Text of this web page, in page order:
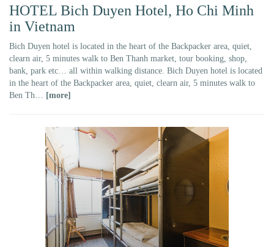
HOTEL Bich Duyen Hotel, Ho Chi Minh
in Vietnam
Bich Duyen hotel is located in the heart of the Backpacker area, quiet,
clearn air, 5 minutes walk to Ben Thanh market, tour booking, shop,
bank, park etc… all within walking distance. Bich Duyen hotel is located
in the heart of the Backpacker area, quiet, clearn air, 5 minutes walk to
Ben Th… [more]